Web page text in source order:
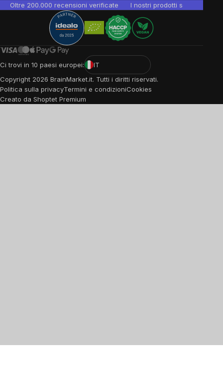
Oltre 200.000 recensioni verificate I nostri prodotti sono testati
Ci trovi in 10 paesi europei:
IT
Copyright 2026 BrainMarket.it. Tutti i diritti riservati.
Politica sulla privacyTermini e condizioniCookies
Creato da Shoptet Premium